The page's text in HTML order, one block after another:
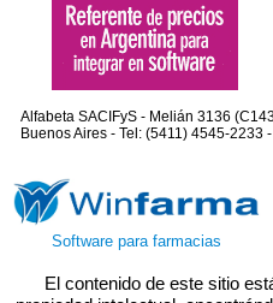
Alfabeta SACIFyS - Melián 3136
Buenos Aires - Tel: (5411) 4545-2233
Software para farmacias
El contenido de este sitio